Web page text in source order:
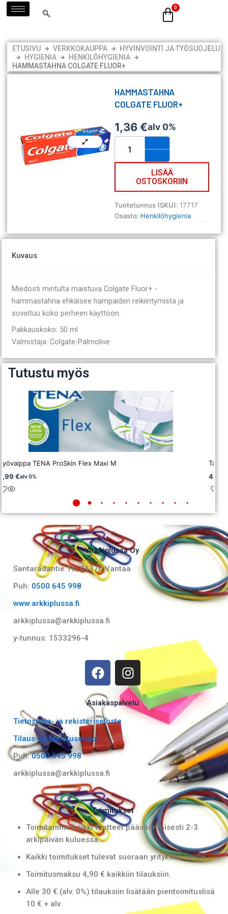
Siirry
sisältöön
ETUSIVU VERKKOKAUPPA
HYVINVOINTI JA TYÖSUOJELU
HYGIENIA
HENKILÖHYGIENIA
HAMMASTAHNA COLGATE FLUOR+
HAMMASTAHNA
COLGATE FLUOR+
1,36€alv 0%
Hammastahna
Colgate
Fluor+
LISÄÄ
OSTOSKORIIN
Tuotetunnus (SKU):17717
Osasto: Henkilöhygienia
Kuvaus
Miedosti mintulta maistuva Colgate Fluor+ -
hammastahna ehkäisee hampaiden reikiintymistä ja
soveltuu koko perheen käyttöön.
Pakkauskoko: 50 ml
Valmistaja: Colgate-Palmolive
Tutustu myös
TENA ProSkin Flex Maxi M
€alv 0%
4,41
Arkkiplussa Oy
Santaradantie 10, 01370 Vantaa​
Puh: 0500 645 998
www.arkkiplussa.fi
arkkiplussa@arkkiplussa.fi
y-tunnus: 1533296-4
F
a
c
e
b
o
o
k
I
n
s
t
a
Asiakaspalvelu
Tietosuoja- ja rekisteriseloste
Tilaus- ja toimitusehdot
Puh:0500 645 998
arkkiplussa@arkkiplussa.fi
Toimitukset
Toimitamme kaikki tuotteet pääsääntöisesti 2-3
arkipäivän kuluessa.
Kaikki toimitukset tulevat suoraan yrityksen ovelle.
Toimitusmaksu 4,90 € kaikkiin tilauksiin.
Alle 30 € (alv. 0%) tilauksiin lisätään pientoimituslisä
10 € + alv.